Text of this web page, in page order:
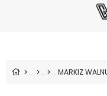
MARKIZ